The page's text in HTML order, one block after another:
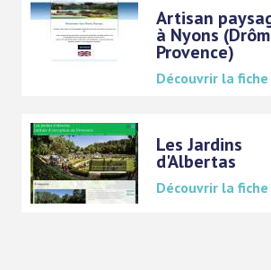
Artisan
à Nyons
Provence)
Découvrir la fiche
Les Jardins
d'Albertas
Découvrir la fiche